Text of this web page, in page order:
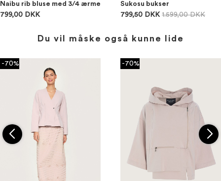
Naibu rib bluse med 3/4 ærme
799,00 DKK
Sukosu bukser
799,50 DKK 1.599,00 DKK
Du vil måske også kunne lide
-70% -70%